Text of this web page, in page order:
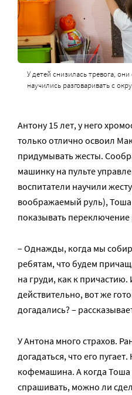
У детей снизилась тревога,
научились разговаривать с
Антону 15 лет, у него
только отлично освоил
придумывать жесты.
машинку на пульте
воспитатели научили
воображаемый руль), Тоша
показывать переключение
– Однажды, когда мы
ребятам, что будем
на груди, как к
действительно, вот же
догадались? –
У Антона много страхов.
догадаться, что его
кофемашина. А когда Тоша
спрашивать, можно ли